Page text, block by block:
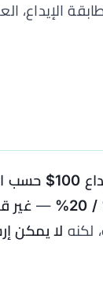
الإيداع،
— غير
لكنه لا يمكن